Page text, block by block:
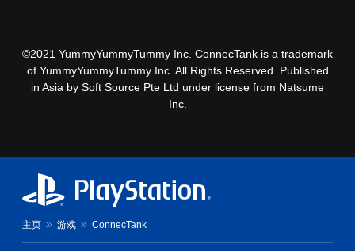
©2021 YummyYummyTummy Inc. ConnecTank is a trademark
of YummyYummyTummy Inc. All Rights Reserved. Published
in Asia by Soft Source Pte Ltd under license from Natsume
Inc.
主页 游戏 ConnecTank